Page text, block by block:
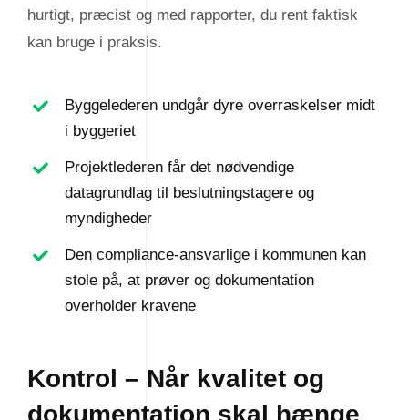
hurtigt, præcist og med rapporter, du rent faktisk
kan bruge i praksis.
Byggelederen undgår dyre overraskelser midt
i byggeriet
Projektlederen får det nødvendige
datagrundlag til beslutningstagere og
myndigheder
Den compliance-ansvarlige i kommunen kan
stole på, at prøver og dokumentation
overholder kravene
Kontrol – Når kvalitet og
dokumentation skal hænge